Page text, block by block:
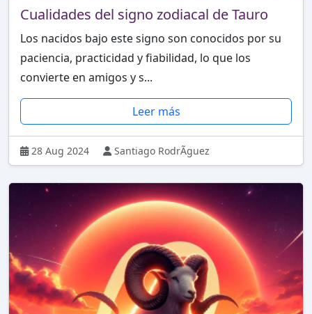
Cualidades del signo zodiacal de Tauro
Los nacidos bajo este signo son conocidos por su
paciencia, practicidad y fiabilidad, lo que los
convierte en amigos y s...
Leer más
28 Aug 2024 Santiago RodrÃ­guez